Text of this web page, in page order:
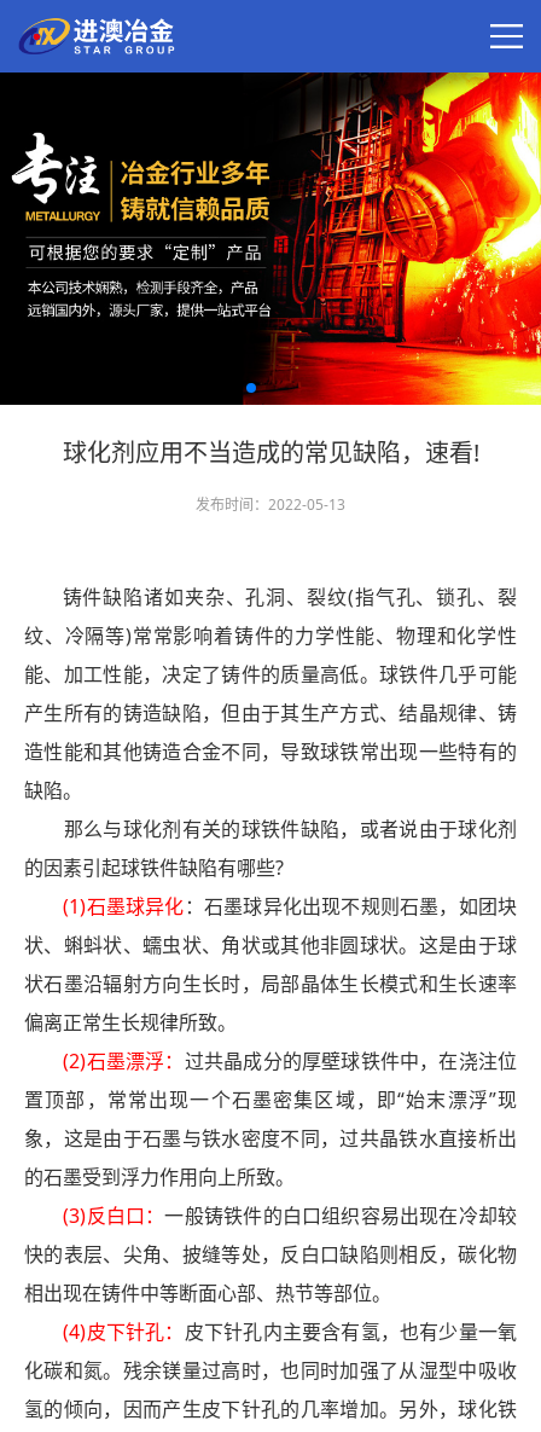
球化剂应用不当造成的常见缺陷，速看!
发布时间：2022-05-13
铸件缺陷诸如夹杂、孔洞、裂纹(指气孔、锁孔、裂
纹、冷隔等)常常影响着铸件的力学性能、物理和化学性
能、加工性能，决定了铸件的质量高低。球铁件几乎可能
产生所有的铸造缺陷，但由于其生产方式、结晶规律、铸
造性能和其他铸造合金不同，导致球铁常出现一些特有的
缺陷。
那么与球化剂有关的球铁件缺陷，或者说由于球化剂
的因素引起球铁件缺陷有哪些?
(1)石墨球异化：石墨球异化出现不规则石墨，如团块
状、蝌蚪状、蠕虫状、角状或其他非圆球状。这是由于球
状石墨沿辐射方向生长时，局部晶体生长模式和生长速率
偏离正常生长规律所致。
(2)石墨漂浮： 过共晶成分的厚壁球铁件中，在浇注位
置顶部，常常出现一个石墨密集区域，即“始末漂浮”现
象，这是由于石墨与铁水密度不同，过共晶铁水直接析出
的石墨受到浮力作用向上所致。
(3)反白口：一般铸铁件的白口组织容易出现在冷却较
快的表层、尖角、披缝等处，反白口缺陷则相反，碳化物
相出现在铸件中等断面心部、热节等部位。
(4)皮下针孔： 皮下针孔内主要含有氢，也有少量一氧
化碳和氮。残余镁量过高时，也同时加强了从湿型中吸收
氢的倾向，因而产生皮下针孔的几率增加。另外，球化铁